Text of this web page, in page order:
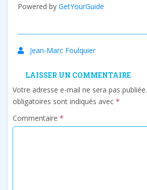
Powered by GetYourGuide
Jean-Marc Foulquier
LAISSER UN COMMENTAIRE
Votre adresse e-mail ne sera pas publiée.
obligatoires sont indiqués avec *
Commentaire *